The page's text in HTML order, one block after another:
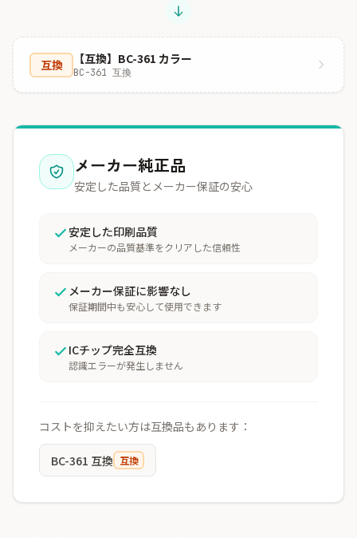
互換 【互換】BC-361 カラー
BC-361 互換
メーカー純正品
安定した品質とメーカー保証の安心
安定した印刷品質
メーカーの品質基準をクリアした信頼性
メーカー保証に影響なし
保証期間中も安心して使用できます
ICチップ完全互換
認識エラーが発生しません
コストを抑えたい方は互換品もあります：
BC-361 互換 互換